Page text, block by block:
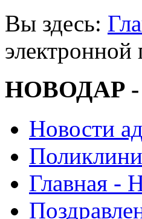
Вы здесь:
НОВОДАР -
Новости
Главная -